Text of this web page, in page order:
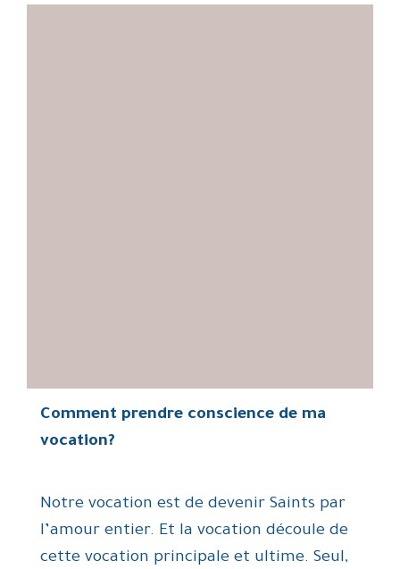
Comment prendre conscience de ma
vocation?
Notre vocation est de devenir Saints par
l’amour entier. Et la vocation découle de
cette vocation principale et ultime. Seul,